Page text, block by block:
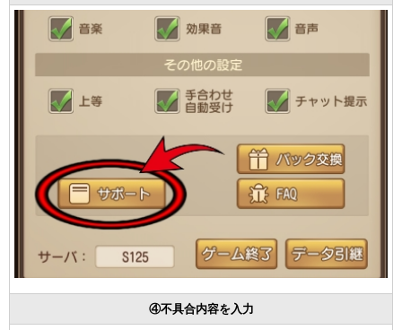
④不具合内容を入力